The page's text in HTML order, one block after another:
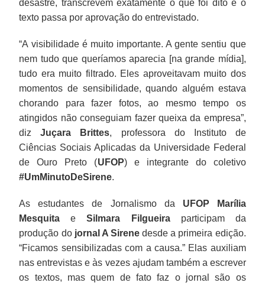
desastre, transcrevem exatamente o que foi dito e o
texto passa por aprovação do entrevistado.
“A visibilidade é muito importante. A gente sentiu que
nem tudo que queríamos aparecia [na grande mídia],
tudo era muito filtrado. Eles aproveitavam muito dos
momentos de sensibilidade, quando alguém estava
chorando para fazer fotos, ao mesmo tempo os
atingidos não conseguiam fazer queixa da empresa”,
dizJuçara Brittes, professora do Instituto de
Ciências Sociais Aplicadas da Universidade Federal
de Ouro Preto (UFOP) e integrante do coletivo
#UmMinutoDeSirene.
As estudantes de Jornalismo da UFOP
Marília
Mesquita eSilmara Filgueiraparticipam da
produção do jornal A Sirene desde a primeira edição.
“Ficamos sensibilizadas com a causa.” Elas auxiliam
nas entrevistas e às vezes ajudam também a escrever
os textos, mas quem de fato faz o jornal são os